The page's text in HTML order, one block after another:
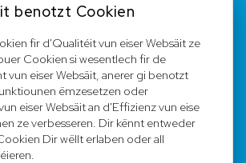
benotzt Cookien
fir d'Qualitéit vun eiser Websäit ze
Cookien si wesentlech fir de
vun eiser Websäit, anerer gi benotzt
ëmzesetzen oder
eiser Websäit an d'Effizienz vun eise
ze verbesseren. Dir kënnt entweder
Dir wëllt erlaben oder all